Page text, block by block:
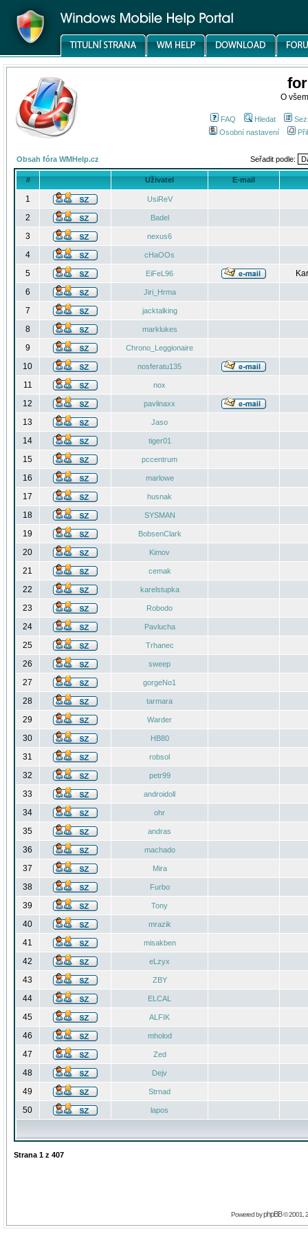
O
FAQ Hledat
Osobní nastavení
Obsah fóra WMHelp.cz Seřadit podle:
# Uživatel E-mail
1 UsiReV
2 Badel
3 nexus6
4 cHaOOs
5 EiFeL96
6
Jiri_Hrma
7 jacktalking
8 marklukes
9 Chrono_Leggionaire
10 nosferatu135
11 nox
12 pavlinaxx
13 Jaso
14 tiger01
15 pccentrum
16 marlowe
17 husnak
18 SYSMAN
19 BobsenClark
20 Kimov
21 cemak
22 karelstupka
23 Robodo
24 Pavlucha
25 Trhanec
26 sweep
27 gorgeNo1
28 tarmara
29 Warder
30 HB80
31 robsol
32 petr99
33 androidoll
34 ohr
35 andras
36 machado
37 Mira
38 Furbo
39 Tony
40 mrazik
41 misakben
42 eLzyx
43 ZBY
44 ELCAL
45 ALFIK
46 mholod
47 Zed
48 Dejv
49 Strnad
50 lapos
Strana 1 z 407
Powered byphpBB© 2001,